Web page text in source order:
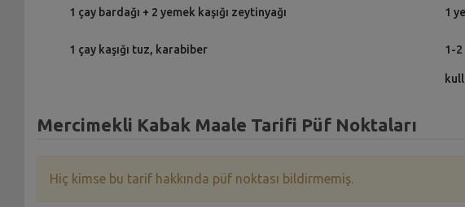
1 çay bardağı + 2 yemek kaşığı zeytinyağı
1 çay kaşığı tuz, karabiber
1
1-2
Mercimekli Kabak Maale Tarifi Püf Noktaları
Hiç kimse bu tarif hakkında püf noktası bildirmemiş.